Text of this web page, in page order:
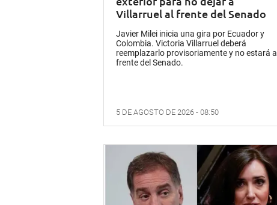
Villarruel al frente del Senado
Javier Milei inicia una gira por Ecuador y
Colombia. Victoria Villarruel deberá
reemplazarlo provisoriamente y no estará al
frente del Senado.
5 DE AGOSTO DE 2026 - 08:50